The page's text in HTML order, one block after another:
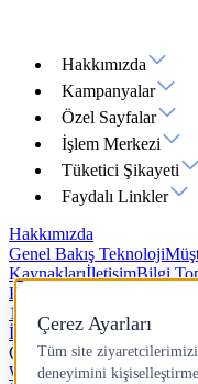
Hakkımızda
Kampanyalar
Özel Sayfalar
İşlem Merkezi
Tüketici Şikayeti
Faydalı Linkler
Hakkımızda
Genel Bakış Teknoloji
KaynaklarıİletişimBilgi
Kampanyalar
100 Mbps İnternet
İnternet
Özel Sayfalar
Wi-Fi 7Yazlık İnternetHız